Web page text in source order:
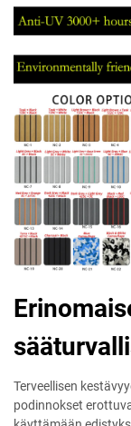
Terveellisen
podinnokset